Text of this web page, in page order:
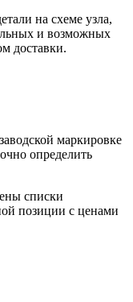
на схеме узла,
и возможных
доставки.
маркировке
определить
списки
позиции с ценами